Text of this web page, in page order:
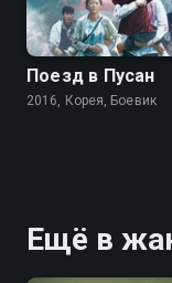
Поезд в Пусан
2016, Корея, Боевик
Ещё в